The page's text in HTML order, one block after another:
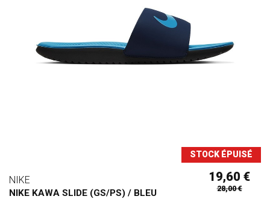
STOCK ÉPUISÉ
NIKE
NIKE KAWA SLIDE (GS/PS) / BLEU
19,60 €
28,00 €